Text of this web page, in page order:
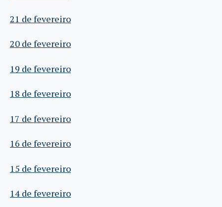
21 de fevereiro
20 de fevereiro
19 de fevereiro
18 de fevereiro
17 de fevereiro
16 de fevereiro
15 de fevereiro
14 de fevereiro